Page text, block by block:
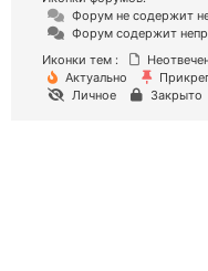
Форум не содержит
Форум содержит
Иконки тем :
Актуально
Личное
Закрыто